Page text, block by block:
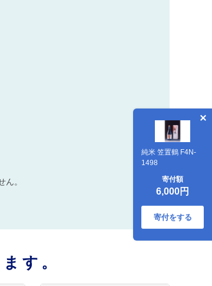
純米 笠置鶴 F4N-
1498
寄付額
6,000円
寄付をする
。
す。